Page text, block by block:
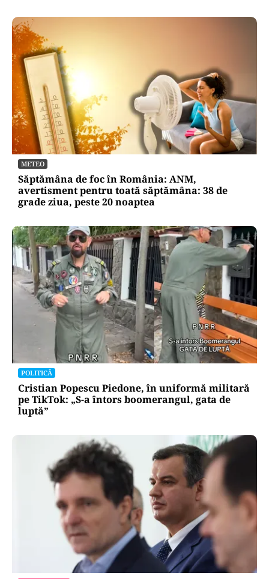
METEO
Săptămâna de foc în România: ANM,
avertisment pentru toată săptămâna: 38 de
grade ziua, peste 20 noaptea
POLITICĂ
Cristian Popescu Piedone, în uniformă militară
pe TikTok: „S-a întors boomerangul, gata de
luptă”